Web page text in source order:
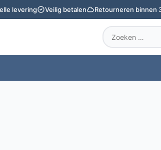
levering Veilig betalen Retourneren binnen
Zoeken
naar: